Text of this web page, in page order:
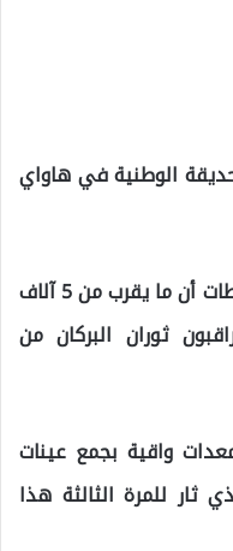
الوطنية في هاواي
وجاء في البيان الذي أدلت به السلطات أن ما يقرب من 5 آلاف
ثوران البركان من
واقية بجمع عينات
ثار للمرة الثالثة هذا